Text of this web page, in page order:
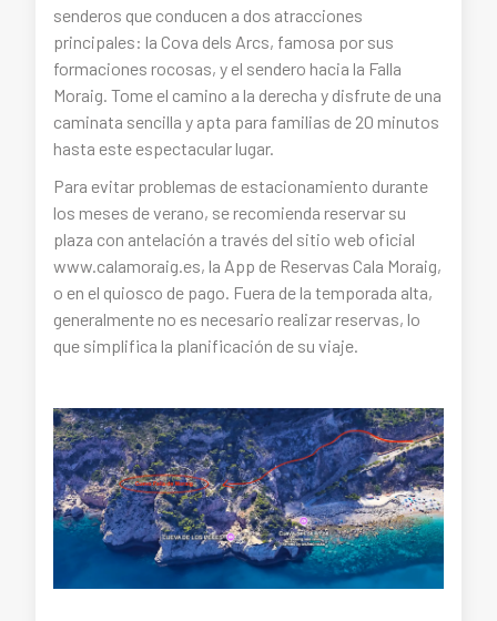
senderos que conducen a dos atracciones
principales: la Cova dels Arcs, famosa por sus
formaciones rocosas, y el sendero hacia la Falla
Moraig. Tome el camino a la derecha y disfrute de una
caminata sencilla y apta para familias de 20 minutos
hasta este espectacular lugar.
Para evitar problemas de estacionamiento durante
los meses de verano, se recomienda reservar su
plaza con antelación a través del sitio web oficial
www.calamoraig.es, la App de Reservas Cala Moraig,
o en el quiosco de pago. Fuera de la temporada alta,
generalmente no es necesario realizar reservas, lo
que simplifica la planificación de su viaje.